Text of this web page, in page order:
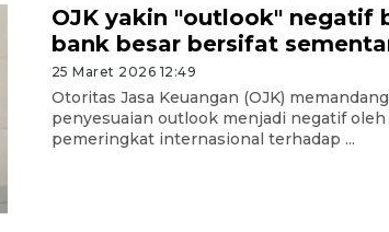
OJK yakin "outlook" negatif
bank besar bersifat
25 Maret 2026 12:49
Otoritas Jasa Keuangan (OJK)
penyesuaian outlook menjadi negatif oleh
pemeringkat internasional terhadap ...